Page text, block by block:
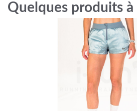
Quelques produits